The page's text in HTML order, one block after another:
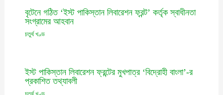
বৃটেনে গঠিত ‘ইস্ট পাকিস্তান লিবারেশন ফ্রন্ট’ কর্তৃক স্বাধীনতা
সংগ্রামের আহবান
চতুর্থ খণ্ড
ইস্ট পাকিস্তান লিবারেশন ফ্রন্টের মুখপাত্র ‘বিদ্রোহী বাংলা’-র
প্রকাশিত তথ্যাবলী